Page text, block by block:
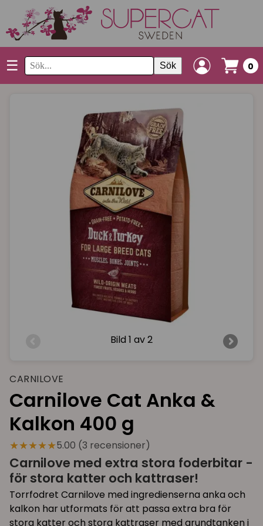
☰ Sök 0
Bild 1 av 2
CARNILOVE
Carnilove Cat Anka &
Kalkon 400 g
★★★★★5.00 (3 recensioner)
Carnilove med extra stora foderbitar -
för stora katter och kattraser!
Torrfodret Carnilove med ingredienserna anka och
kalkon har utformats för att passa extra bra för
stora katter och stora kattraser med grundtanken i